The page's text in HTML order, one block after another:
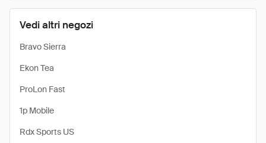
Vedi altri negozi
Bravo Sierra
Ekon Tea
ProLon Fast
1p Mobile
Rdx Sports US